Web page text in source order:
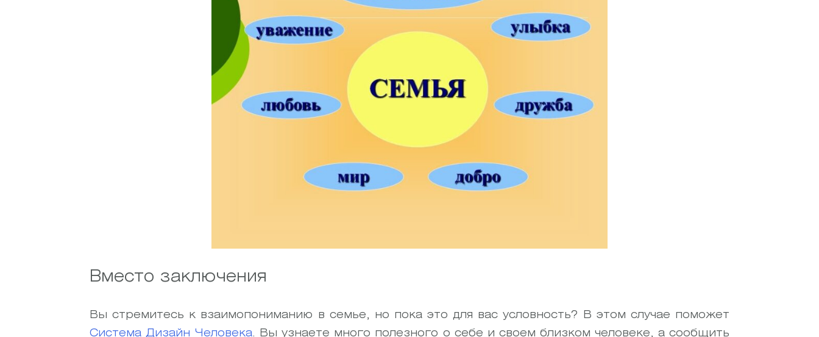
Вместо заключения
Вы стремитесь к взаимопониманию в семье, но пока это для вас условность? В этом случае поможет
Система Дизайн Человека. Вы узнаете много полезного о себе и своем близком человеке, а сообщить